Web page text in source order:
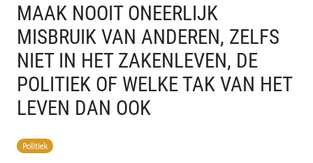
MAAK NOOIT ONEERLIJK
MISBRUIK VAN ANDEREN, ZELFS
NIET IN HET ZAKENLEVEN, DE
POLITIEK OF WELKE TAK VAN HET
LEVEN DAN OOK
Politiek